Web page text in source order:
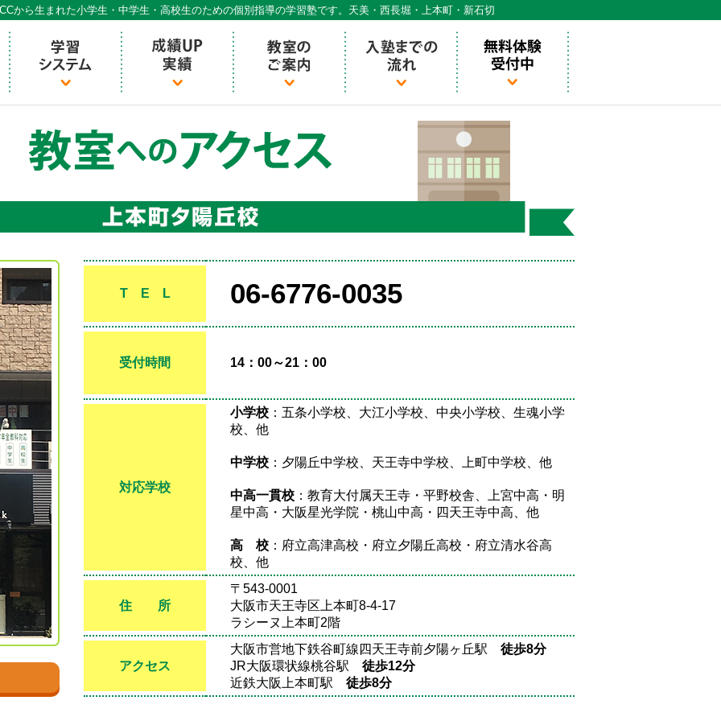
から生まれた小学生・中学生・高校生のための個別指導の学習塾です。天美・西長堀・上本町・新石切
T E L 06-6776-0035
受付時間 14：00～21：00
対応学校
小学校 ：五条小学校、大江小学校、中央小学校、生魂小学
校、他
中学校 ：夕陽丘中学校、天王寺中学校、上町中学校、他
中高一貫校 ：教育大付属天王寺・平野校舎、上宮中高・明
星中高・大阪星光学院・桃山中高・四天王寺中高、他
高 校 ：府立高津高校・府立夕陽丘高校・府立清水谷高
校、他
住 所
〒543-0001
大阪市天王寺区上本町8-4-17
ラシーヌ上本町2階
アクセス
大阪市営地下鉄谷町線四天王寺前夕陽ヶ丘駅 徒歩8分
JR大阪環状線桃谷駅 徒歩12分
近鉄大阪上本町駅 徒歩8分